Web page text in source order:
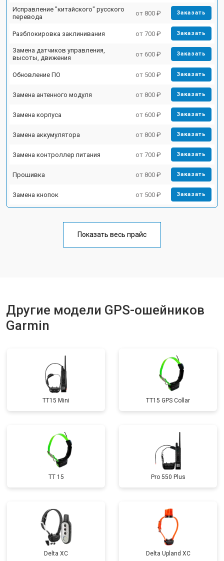
Исправление "китайского" русского
перевода
от 800 ₽ Заказать
Разблокировка заклинивания от 700 ₽ Заказать
Замена датчиков управления,
высоты, движения
от 600 ₽ Заказать
Обновление ПО от 500 ₽ Заказать
Замена антенного модуля от 800 ₽ Заказать
Замена корпуса от 600 ₽ Заказать
Замена аккумулятора от 800 ₽ Заказать
Замена контроллер питания от 700 ₽ Заказать
Прошивка от 800 ₽ Заказать
Замена кнопок от 500 ₽ Заказать
Показать весь прайс
Другие модели GPS-ошейников
Garmin
TT15 Mini TT15 GPS Collar
TT 15 Pro 550 Plus
Delta XC Delta Upland XC